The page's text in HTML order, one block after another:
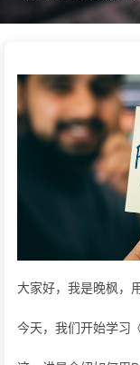
大家好，我是晚枫，
今天，我们开始学习